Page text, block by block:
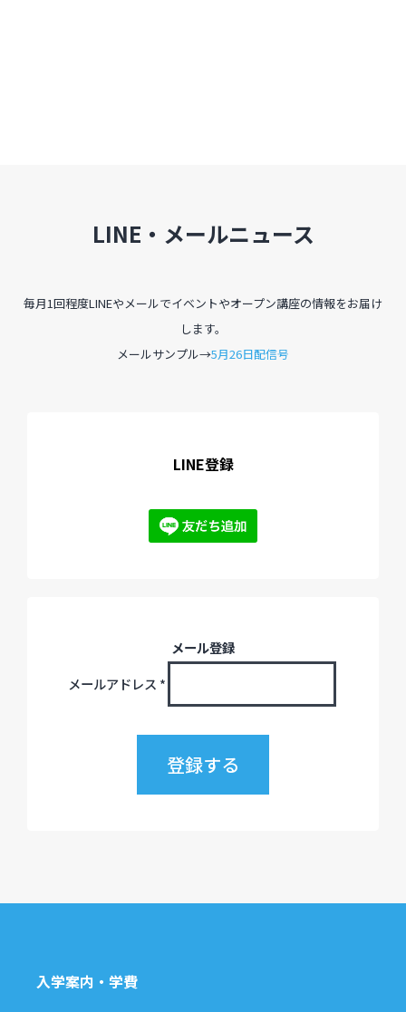
LINE・メールニュース
毎月1回程度LINEやメールでイベントやオープン講座の情報をお届け
します。
メールサンプル→5月26日配信号
LINE登録
メール登録
メールアドレス *
入学案内・学費